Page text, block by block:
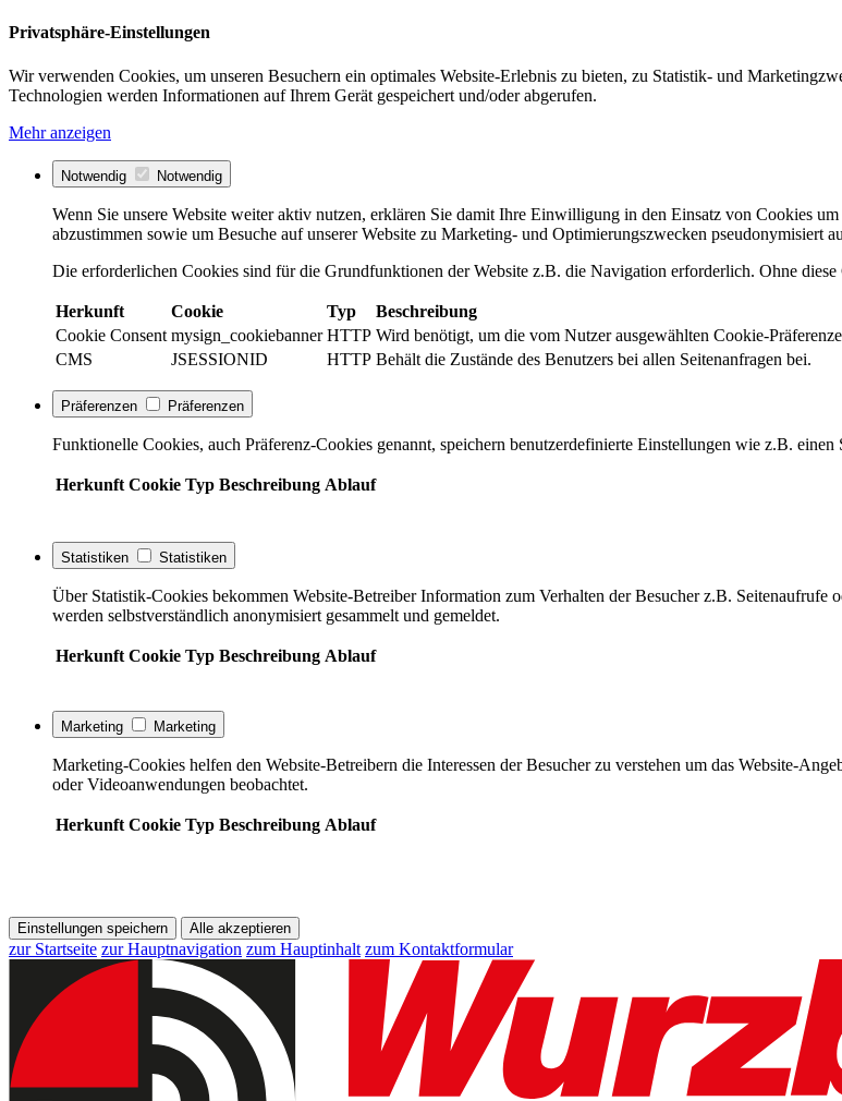
Privatsphäre-Einstellungen
Wir verwenden Cookies, um unseren Besuchern ein optimales Website-Erlebnis zu bieten, zu Statistik- und
Technologien werden Informationen auf Ihrem Gerät gespeichert und/oder abgerufen.
Mehr anzeigen
Notwendig Notwendig
Wenn Sie unsere Website weiter aktiv nutzen, erklären Sie damit Ihre Einwilligung in den Einsatz von Cookies
abzustimmen sowie um Besuche auf unserer Website zu Marketing- und Optimierungszwecken pseudonymisiert
Die erforderlichen Cookies sind für die Grundfunktionen der Website z.B. die Navigation erforderlich. Ohne
Herkunft Cookie Typ Beschreibung
Cookie Consent mysign_cookiebanner HTTP Wird benötigt, um die vom Nutzer ausgewählten Cookie-
CMS
JSESSIONID HTTP Behält die Zustände des Benutzers bei allen Seitenanfragen bei.
Präferenzen Präferenzen
Funktionelle Cookies, auch Präferenz-Cookies genannt, speichern benutzerdefinierte Einstellungen wie z.B.
Herkunft Cookie Typ Beschreibung Ablauf
Statistiken Statistiken
Über Statistik-Cookies bekommen Website-Betreiber Information zum Verhalten der Besucher z.B.
werden selbstverständlich anonymisiert gesammelt und gemeldet.
Herkunft Cookie Typ Beschreibung Ablauf
Marketing Marketing
Marketing-Cookies helfen den Website-Betreibern die Interessen der Besucher zu verstehen um das Website-
oder Videoanwendungen beobachtet.
Herkunft Cookie Typ Beschreibung Ablauf
Einstellungen speichern Alle akzeptieren
zur Startseite zur Hauptnavigation zum Hauptinhalt zum Kontaktformular